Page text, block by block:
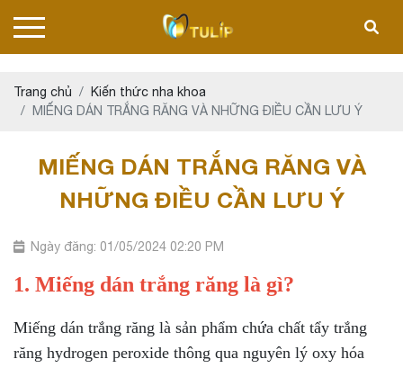
Trang chủ
Kiến thức nha khoa
MIẾNG DÁN TRẮNG RĂNG VÀ NHỮNG ĐIỀU CẦN LƯU Ý
MIẾNG DÁN TRẮNG RĂNG VÀ
NHỮNG ĐIỀU CẦN LƯU Ý
Ngày đăng: 01/05/2024 02:20 PM
1. Miếng dán trắng răng là gì?
Miếng dán trắng răng là sản phẩm chứa chất tẩy trắng
răng hydrogen peroxide thông qua nguyên lý oxy hóa